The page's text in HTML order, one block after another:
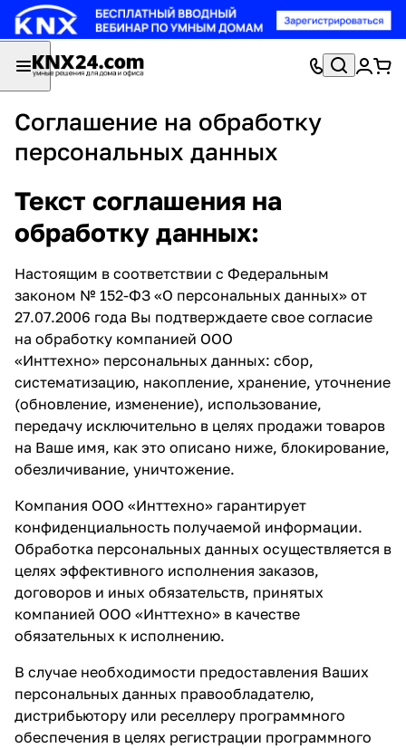
Соглашение на обработку
персональных данных
Текст соглашения на
обработку данных:
Настоящим в соответствии с Федеральным
законом № 152-ФЗ «О персональных данных» от
27.07.2006 года Вы подтверждаете свое согласие
на обработку компанией ООО
«Инттехно» персональных данных: сбор,
систематизацию, накопление, хранение, уточнение
(обновление, изменение), использование,
передачу исключительно в целях продажи товаров
на Ваше имя, как это описано ниже, блокирование,
обезличивание, уничтожение.
Компания ООО «Инттехно» гарантирует
конфиденциальность получаемой информации.
Обработка персональных данных осуществляется в
целях эффективного исполнения заказов,
договоров и иных обязательств, принятых
компанией ООО «Инттехно» в качестве
обязательных к исполнению.
В случае необходимости предоставления Ваших
персональных данных правообладателю,
дистрибьютору или реселлеру программного
обеспечения в целях регистрации программного